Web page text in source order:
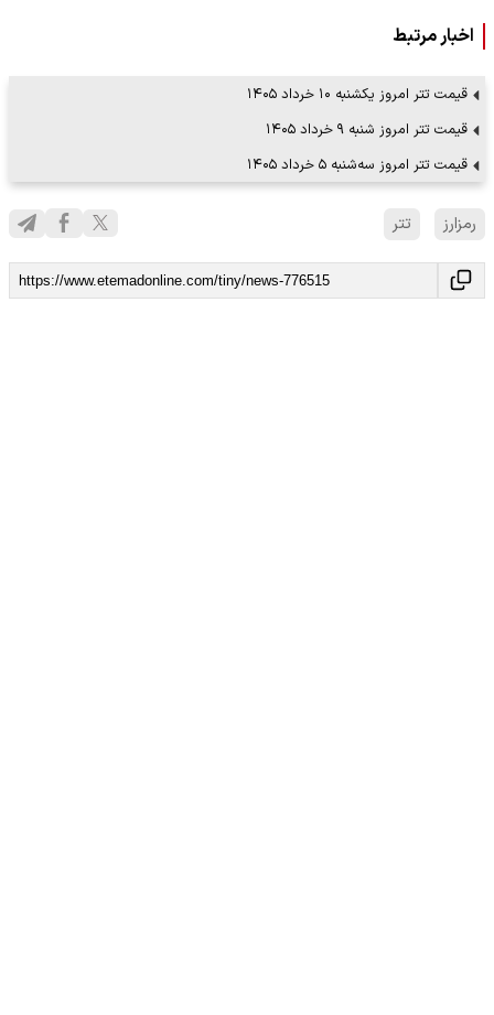
اخبار مرتبط
قیمت تتر امروز یکشنبه ۱۰ خرداد ۱۴۰۵
قیمت تتر امروز شنبه ۹ خرداد ۱۴۰۵
قیمت تتر امروز سه‌شنبه ۵ خرداد ۱۴۰۵
رمزارز تتر